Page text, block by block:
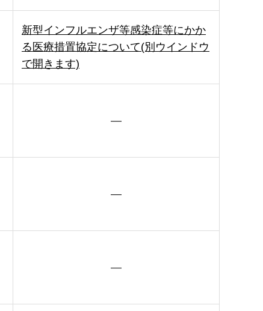
新型インフルエンザ等感染症等にかか
る医療措置協定について(別ウインドウ
で開きます)
―
―
―